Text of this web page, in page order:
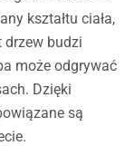
kształtu ciała,
drzew budzi
może odgrywać
Dzięki
są